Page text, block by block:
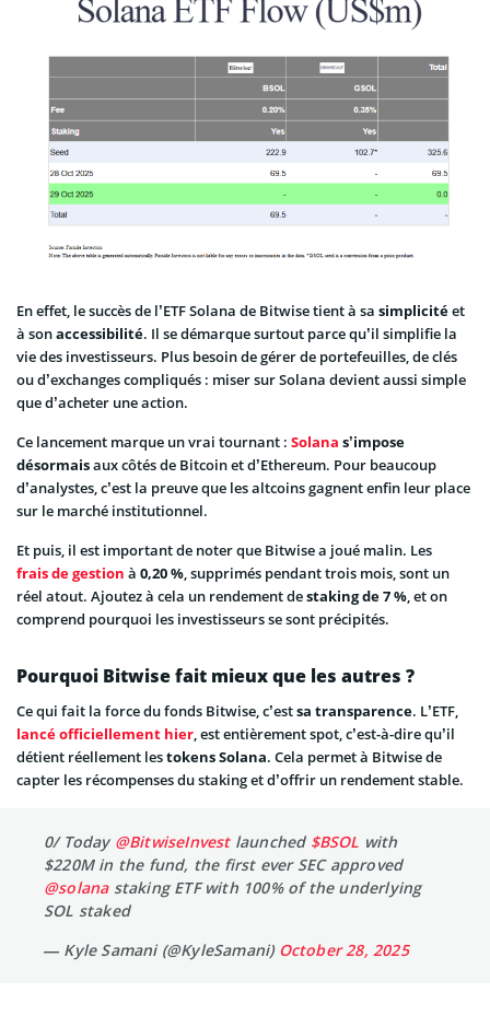
En effet, le succès de l’ETF Solana de Bitwise tient à sa simplicitéet
à sonaccessibilité. Il se démarque surtout parce qu’il simplifie la
vie des investisseurs. Plus besoin de gérer de portefeuilles, de clés
ou d’exchanges compliqués : miser sur Solana devient aussi simple
que d’acheter une action.
Ce lancement marque un vrai tournant : Solana s’impose
désormaisaux côtés de Bitcoin et d’Ethereum. Pour beaucoup
d’analystes, c’est la preuve que les altcoins gagnent enfin leur place
sur le marché institutionnel.
Et puis, il est important de noter que Bitwise a joué malin. Les
frais de gestion à 0,20 %, supprimés pendant trois mois, sont un
réel atout. Ajoutez à cela un rendement destaking de 7 %, et on
comprend pourquoi les investisseurs se sont précipités.
Pourquoi Bitwise fait mieux que les autres ?
Ce qui fait la force du fonds Bitwise, c’estsa transparence. L’ETF,
lancé officiellement hier, est entièrement spot, c’est-à-dire qu’il
détient réellement lestokens Solana. Cela permet à Bitwise de
capter les récompenses du staking et d’offrir un rendement stable.
0/ Today @BitwiseInvestlaunched $BSOL with
$220M in the fund, the first ever SEC approved
@solanastaking ETF with 100% of the underlying
SOL staked
— Kyle Samani (@KyleSamani) October 28, 2025